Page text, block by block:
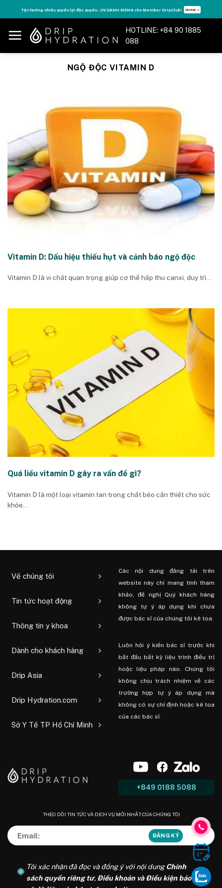
to
content
hưởng nhiều quyền lợi độc quyền, chỉ DÀNH RIÊNG cho Member DripClub! Chi tiết ➝
HOTLINE: +84 90 1885
088
NGỘ ĐỘC VITAMIN D
Vitamin D: Dấu hiệu thiếu hụt và cảnh báo ngộ độc
Vitamin D là vi chất quan trọng giúp cơ thể hấp thu canxi, duy trì...
Quá liều vitamin D gây ra vấn đề gì?
Vitamin D là một loại vitamin tan trong chất béo cần thiết cho sức
khỏe...
Về chúng tôi
Tin tức hoạt động
Thông tin y khoa
Dành cho khách hàng
Drip Asia
Drip Hydration.com
Sở Y Tế TP Hồ Chí Minh
Các nội dung đăng tải trên
website này chỉ mang tính tham
khảo, đề nghị Quý khách hàng
không tự ý áp dụng khi chưa
được bác sĩ của chúng tôi kê toa.
Luôn hỏi ý kiến ​​bác sĩ trước khi
bắt đầu bất kỳ liệu trình điều trị
hoặc liệu pháp nào. Chúng tôi
không chịu trách nhiệm về các
trường hợp tự ý áp dụng mà
không có sự chỉ định hoặc kê toa
của các bác sĩ.
+849 0188 5088
THEO DÕI TIN TỨC VÀ DỊCH VỤ MỚI NHẤT CỦA CHÚNG TÔI
Tôi xác nhận đã đọc và đồng ý với nội dungChính
sách quyền riêng tư, Điều khoản và Điều kiện bảo